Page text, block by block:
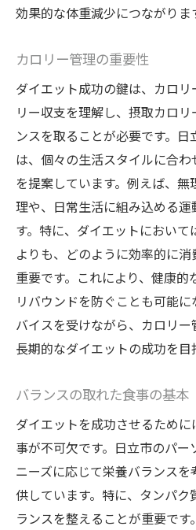
効果的な体重減少につながりま
カロリー管理の重要性
ダイエット成功の鍵は、カロ
リー収支を理解し、摂取カロ
ンスを取ることが必要です。
は、個々の生活スタイルに合
を提案しています。例えば、
理や、日常生活に組み込める
す。特に、ダイエットにおい
よりも、どのように効率的に
重要です。これにより、健康的
リバウンドを防ぐことも可能
バイスを受けながら、カロリー
長期的なダイエットの成功を目
バランスの取れた食事の基本
ダイエットを成功させるため
事が不可欠です。日立市のパ
ニーズに応じて栄養バランス
供しています。特に、タンパ
ランスを整えることが重要で